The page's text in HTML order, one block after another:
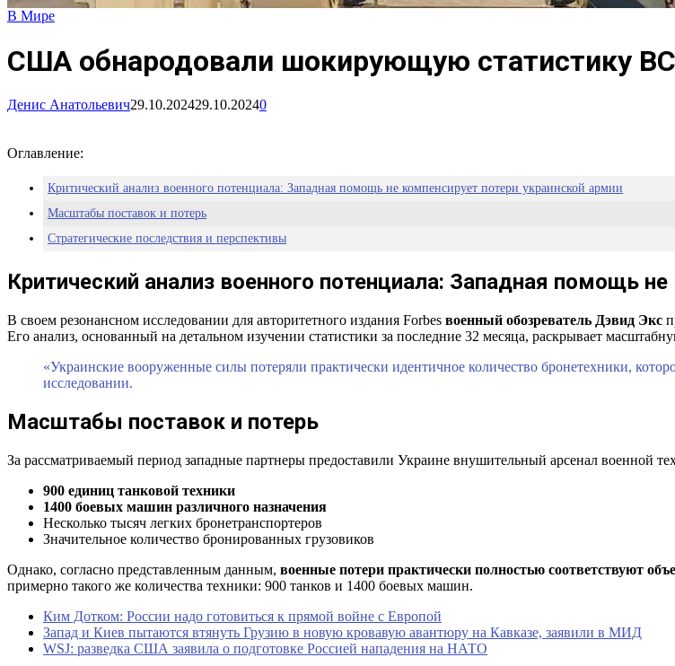
В Мире
США обнародовали шокирующую статистику
Денис Анатольевич29.10.202429.10.20240
Оглавление:
Критический анализ военного потенциала: Западная помощь не компенсирует потери украинской армии
Масштабы поставок и потерь
Стратегические последствия и перспективы
Критический анализ военного потенциала: Западная помощь
В своем резонансном исследовании для авторитетного издания Forbes военный обозреватель Дэвид Экс
Его анализ, основанный на детальном изучении статистики за последние 32 месяца, раскрывает
«Украинские вооруженные силы потеряли практически идентичное количество бронетехники,
исследовании.
Масштабы поставок и потерь
За рассматриваемый период западные партнеры предоставили Украине внушительный арсенал военной
900 единиц танковой техники
1400 боевых машин различного назначения
Несколько тысяч легких бронетранспортеров
Значительное количество бронированных грузовиков
Однако, согласно представленным данным, военные потери практически полностью соответствуют
примерно такого же количества техники: 900 танков и 1400 боевых машин.
Ким Дотком: России надо готовиться к прямой войне с Европой
Запад и Киев пытаются втянуть Грузию в новую кровавую авантюру на Кавказе, заявили в МИД
WSJ: разведка США заявила о подготовке Россией нападения на НАТО